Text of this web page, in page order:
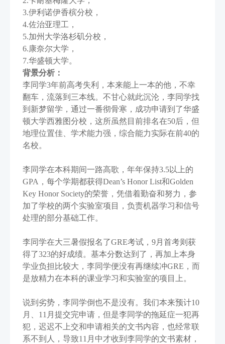
3.伊利诺伊香槟分校，
4.佐治亚理工，
5.加州大学洛杉矶分校，
6.康奈尔大学，
7.华盛顿大学。
背景分析：
李同学3年前高考失利，本来能上一本的他，不幸
翻车，流落到三本线。不甘心就此沉沦，李同学找
到新梦留学，通过一番彻骨寒，成功申请到了华盛
顿大学西雅图分校，这所虽然目前排名在50后，但
地理位置佳、学术能力强，综合能力实际在前40的
名校。
李同学在本科期间一路高歌，年年保持3.5以上的
GPA，每个学期都获得Dean’s Honor List和Golden
Key Honor Society的荣誉，凭借着勤奋和努力，参
加了学校的两个实验室项目，负责机器学习和信号
处理的部分基础工作。
李同学在大三暑假报名了GRE考试，9月首考则获
得了323的好成绩。基本分数达到了，再加上本身
学业负担比较大，李同学便没有再继续冲GRE，而
是放精力在本科的课业学习和实验室的项目上。
说到劣势，李同学倒也不是没有。我们本来预计10
月、11月提交完申请，但是李同学的拖延症一犯再
犯，迟迟不上交和申请相关的文书内容，也经常联
系不到人，导致11月中才收到李同学的文书素材，